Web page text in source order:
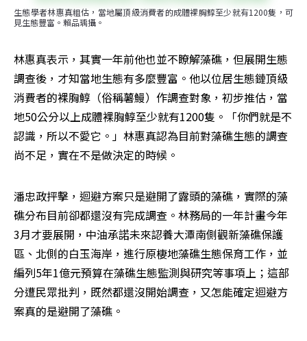
生態學者林惠真粗估，當地屬頂級消費者的成體裸胸鯙至少就有1200隻，可
見生態豐富。賴品瑀攝。
林惠真表示，其實一年前他也並不瞭解藻礁，但展開生態
調查後，才知當地生態有多麼豐富。他以位居生態鏈頂級
消費者的裸胸鯙（俗稱薯鰻）作調查對象，初步推估，當
地50公分以上成體裸胸鯙至少就有1200隻。「你們就是不
認識，所以不愛它。」林惠真認為目前對藻礁生態的調查
尚不足，實在不是做決定的時候。
潘忠政抨擊，迴避方案只是避開了露頭的藻礁，實際的藻
礁分布目前卻都還沒有完成調查。林務局的一年計畫今年
3月才要展開，中油承諾未來認養大潭南側觀新藻礁保護
區、北側的白玉海岸，進行原棲地藻礁生態保育工作，並
編列5年1億元預算在藻礁生態監測與研究等事項上；這部
分遭民眾批判，既然都還沒開始調查，又怎能確定迴避方
案真的是避開了藻礁。